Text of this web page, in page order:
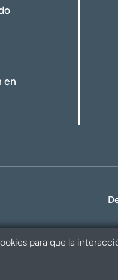
en
para que la